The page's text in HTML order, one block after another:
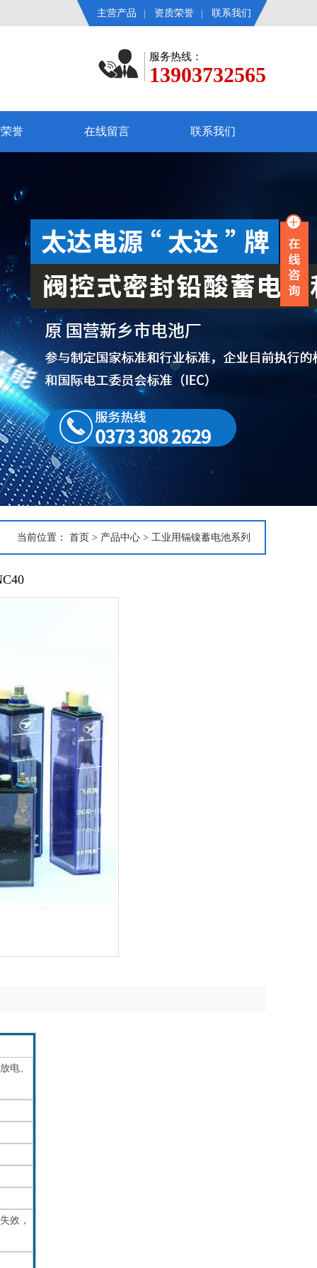
主营产品 资质荣誉 联系我们
服务热线：
13903732565
誉 在线留言 联系我们
当前位置： 首页 > 产品中心 > 工业用镉镍蓄电池系列
电、
效，